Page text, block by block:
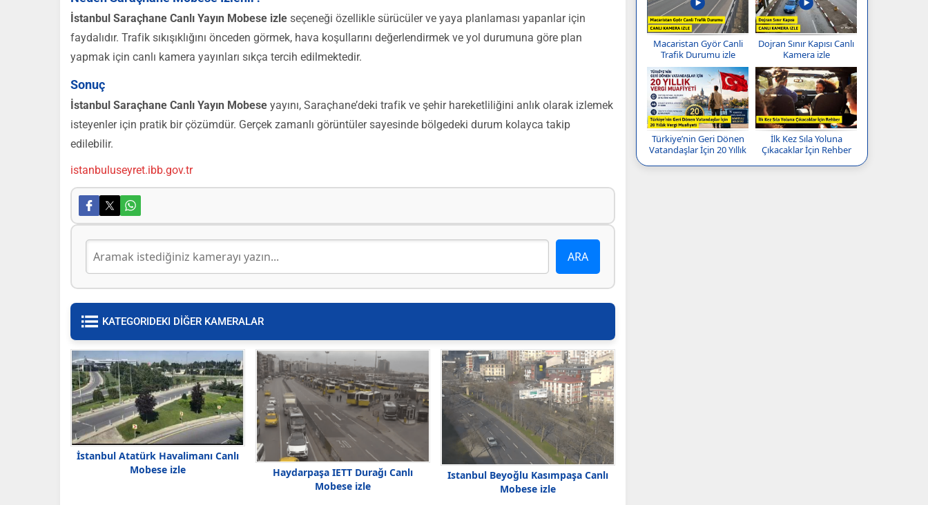
İstanbul Saraçhane Canlı Yayın Mobese izle seçeneği özellikle sürücüler ve yaya planlaması yapanlar için
faydalıdır. Trafik sıkışıklığını önceden görmek, hava koşullarını değerlendirmek ve yol durumuna göre plan
yapmak için canlı kamera yayınları sıkça tercih edilmektedir.
Sonuç
İstanbul Saraçhane Canlı Yayın Mobese yayını, Saraçhane’deki trafik ve şehir hareketliliğini anlık olarak izlemek
isteyenler için pratik bir çözümdür. Gerçek zamanlı görüntüler sayesinde bölgedeki durum kolayca takip
edilebilir.
istanbuluseyret.ibb.gov.tr
KATEGORIDEKI DİĞER KAMERALAR
İstanbul Atatürk Havalimanı Canlı
Mobese izle
Haydarpaşa IETT Durağı Canlı
Mobese izle
Istanbul Beyoğlu Kasımpaşa Canlı
Mobese izle
Macaristan Györ Canli
Trafik Durumu izle
Dojran Sınır Kapısı Canlı
Kamera izle
Türkiye’nin Geri Dönen
Vatandaşlar İçin 20 Yıllık
İlk Kez Sıla Yoluna
Çıkacaklar İçin Rehber